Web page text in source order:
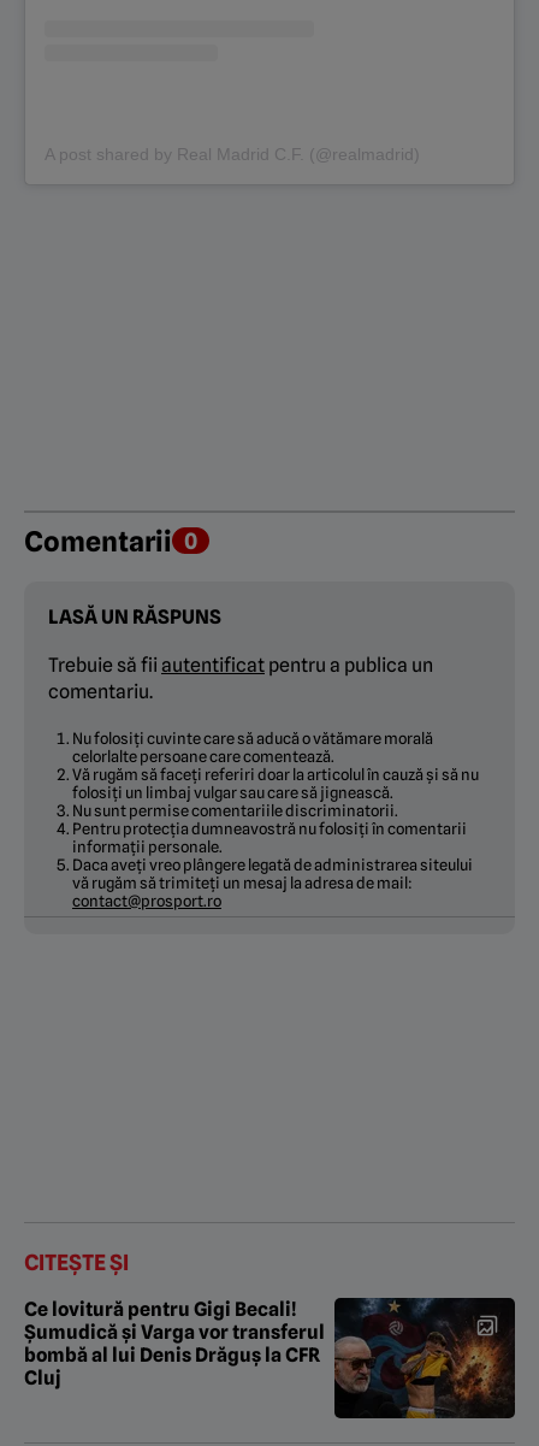
A post shared by Real Madrid C.F. (@realmadrid)
Comentarii 0
LASĂ UN RĂSPUNS
Trebuie să fii autentificat pentru a publica un
comentariu.
Nu folosiți cuvinte care să aducă o vătămare morală
celorlalte persoane care comentează.
Vă rugăm să faceți referiri doar la articolul în cauză și să nu
folosiți un limbaj vulgar sau care să jignească.
Nu sunt permise comentariile discriminatorii.
Pentru protecția dumneavostră nu folosiți în comentarii
informații personale.
Daca aveți vreo plângere legată de administrarea siteului
vă rugăm să trimiteți un mesaj la adresa de mail:
contact@prosport.ro
CITEȘTE ȘI
Ce lovitură pentru Gigi Becali!
Șumudică și Varga vor transferul
bombă al lui Denis Drăguș la CFR
Cluj